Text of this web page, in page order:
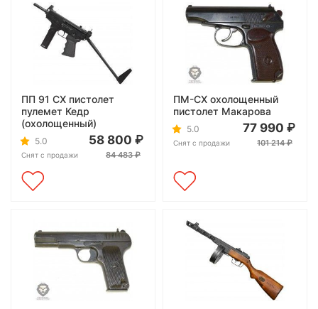
ПП 91 СХ пистолет
пулемет Кедр
(охолощенный)
5.0
Снят с продажи
58 800
84 483
ПМ-СХ охолощенный
пистолет Макарова
5.0
Снят с продажи
77 990
101 214